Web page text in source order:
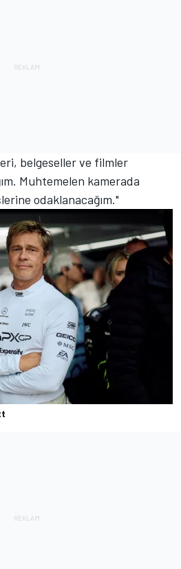
belgeseller ve filmler
Muhtemelen kamerada
odaklanacağım."